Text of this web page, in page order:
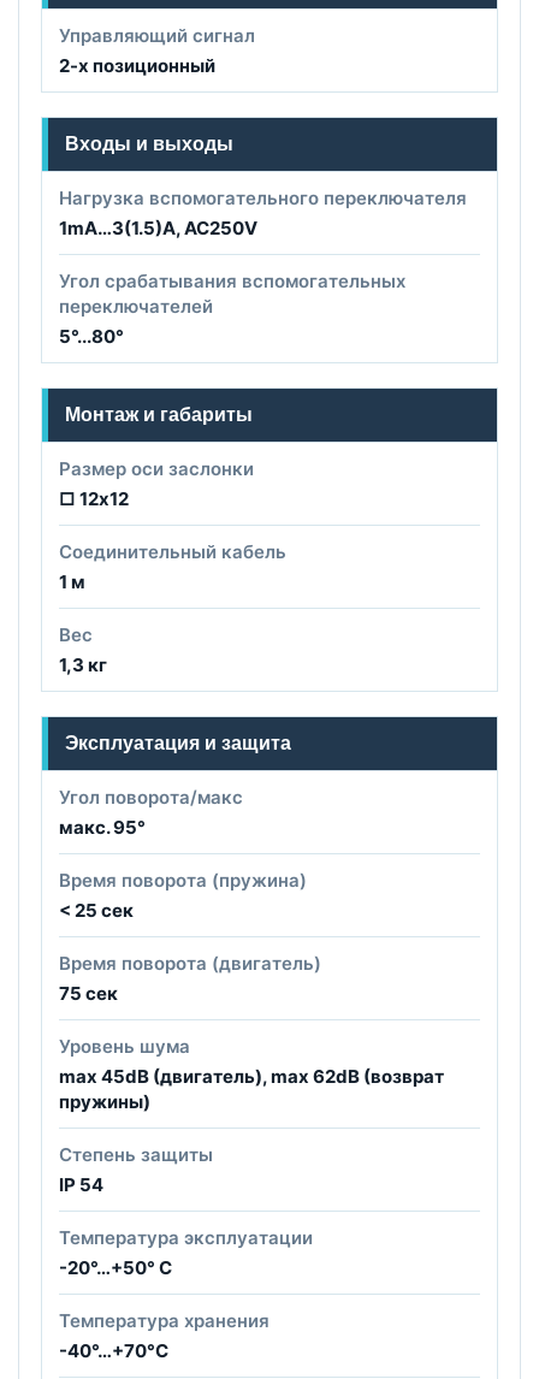
Управляющий сигнал
2-х позиционный
Входы и выходы
Нагрузка вспомогательного переключателя
1mA…3(1.5)A, AC250V
Угол срабатывания вспомогательных
переключателей
5°...80°
Монтаж и габариты
Размер оси заслонки
□ 12х12
Соединительный кабель
1 м
Вес
1,3 кг
Эксплуатация и защита
Угол поворота/макс
макс. 95°
Время поворота (пружина)
< 25 сек
Время поворота (двигатель)
75 сек
Уровень шума
max 45dB (двигатель), max 62dB (возврат
пружины)
Степень защиты
IP 54
Температура эксплуатации
-20°…+50° С
Температура хранения
-40°…+70°С